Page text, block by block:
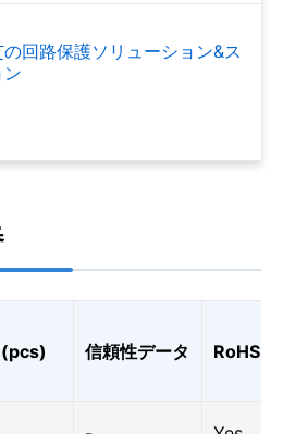
回路保護ソリューション&ス
信頼性データ RoHS